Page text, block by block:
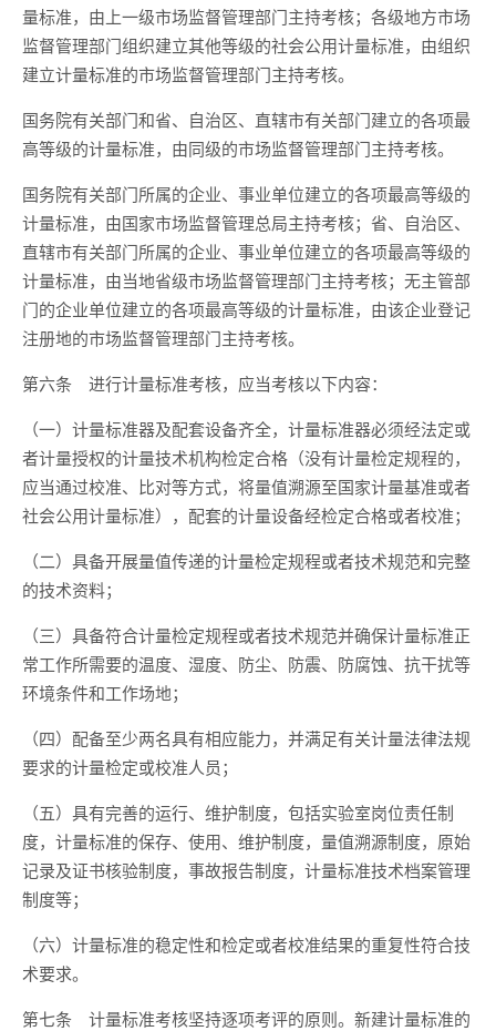
量标准，由上一级市场监督管理部门主持考核；各级地方市场
监督管理部门组织建立其他等级的社会公用计量标准，由组织
建立计量标准的市场监督管理部门主持考核。
国务院有关部门和省、自治区、直辖市有关部门建立的各项最
高等级的计量标准，由同级的市场监督管理部门主持考核。
国务院有关部门所属的企业、事业单位建立的各项最高等级的
计量标准，由国家市场监督管理总局主持考核；省、自治区、
直辖市有关部门所属的企业、事业单位建立的各项最高等级的
计量标准，由当地省级市场监督管理部门主持考核；无主管部
门的企业单位建立的各项最高等级的计量标准，由该企业登记
注册地的市场监督管理部门主持考核。
第六条 进行计量标准考核，应当考核以下内容：
（一）计量标准器及配套设备齐全，计量标准器必须经法定或
者计量授权的计量技术机构检定合格（没有计量检定规程的，
应当通过校准、比对等方式，将量值溯源至国家计量基准或者
社会公用计量标准），配套的计量设备经检定合格或者校准；
（二）具备开展量值传递的计量检定规程或者技术规范和完整
的技术资料；
（三）具备符合计量检定规程或者技术规范并确保计量标准正
常工作所需要的温度、湿度、防尘、防震、防腐蚀、抗干扰等
环境条件和工作场地；
（四）配备至少两名具有相应能力，并满足有关计量法律法规
要求的计量检定或校准人员；
（五）具有完善的运行、维护制度，包括实验室岗位责任制
度，计量标准的保存、使用、维护制度，量值溯源制度，原始
记录及证书核验制度，事故报告制度，计量标准技术档案管理
制度等；
（六）计量标准的稳定性和检定或者校准结果的重复性符合技
术要求。
第七条 计量标准考核坚持逐项考评的原则。新建计量标准的